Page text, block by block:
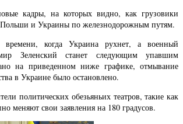
кадры, на которых видно, как грузовики
Польши и Украины по железнодорожным путям.
времени, когда Украина рухнет, а военный
Зеленский станет следующим упавшим
на приведенном ниже графике, отмывание
в Украине было остановлено.
политических обезьяньих театров, такие как
меняют свои заявления на 180 градусов.